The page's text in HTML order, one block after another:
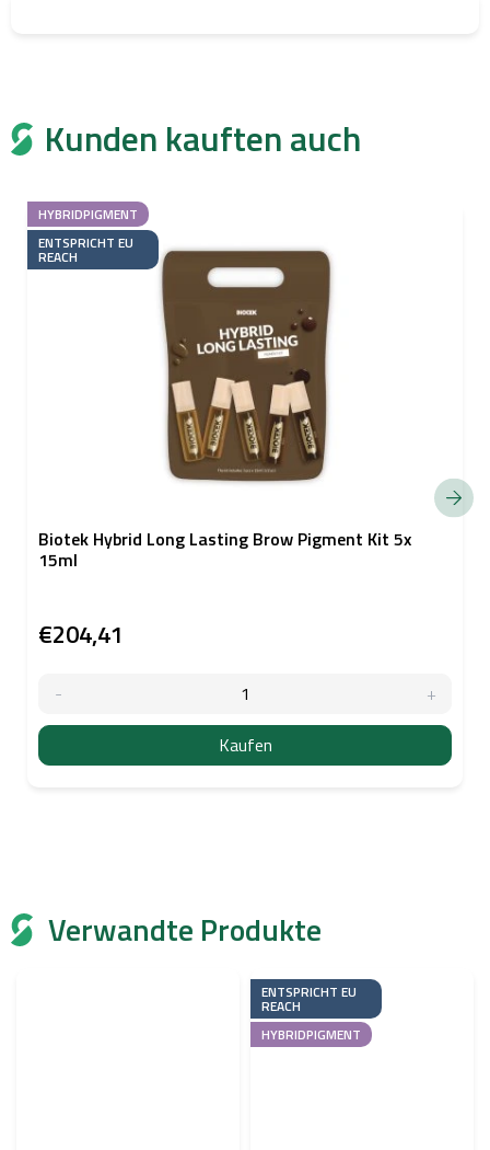
Verwandte Produkte
ENTSPRICHT EU
REACH
HYBRIDPIGMENT
Kunden kauften auch
HYBRIDPIGMENT
ENTSPRICHT EU
REACH
Biotek Hybrid Long Lasting Brow Pigment Kit 5x
15ml
€204,41
Kaufen